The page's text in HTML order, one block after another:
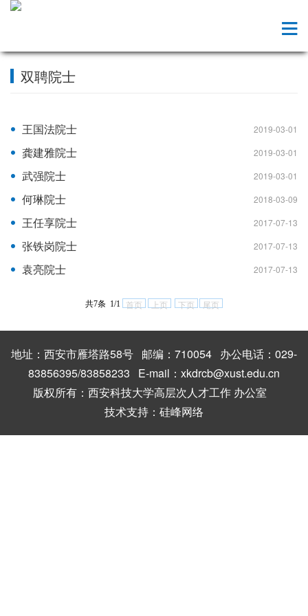
双聘院士
王国法院士 2019-03-01
龚建雅院士 2019-03-01
武强院士 2019-03-01
何琳院士 2018-03-09
王任享院士 2017-07-13
张铁岗院士 2017-07-13
袁亮院士 2017-07-13
共7条 1/1 首页 上页 下页 尾页
地址：西安市雁塔路58号 邮编：710054 办公电话：029-
83856395/83858233 E-mail：xkdrcb@xust.edu.cn
版权所有：西安科技大学高层次人才工作 办公室
技术支持： 硅峰网络